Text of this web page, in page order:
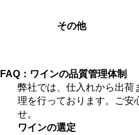
その他
FAQ：ワインの品質管理体制
弊社では、仕入れから出荷
理を行っております。ご安
せ。
ワインの選定